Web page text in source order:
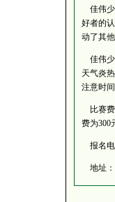
佳伟少
好者的
动了其
佳伟少
天气炎
注意时间
比赛费
费为300
报名电
地址：